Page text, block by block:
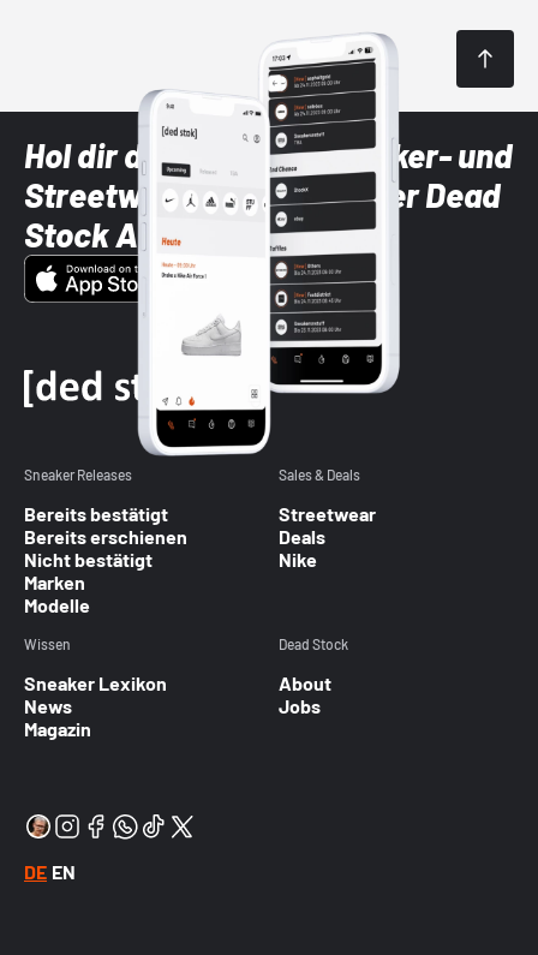
Hol dir die neuesten Sneaker- und
Streetwear-Brands mit der Dead
Stock App
Sneaker Releases
Bereits bestätigt
Bereits erschienen
Nicht bestätigt
Marken
Modelle
Sales & Deals
Streetwear
Deals
Nike
Wissen
Sneaker Lexikon
News
Magazin
Dead Stock
About
Jobs
DE EN